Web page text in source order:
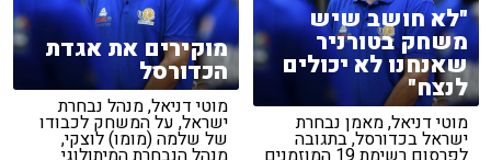
מוקירים את אגדת
הכדורסל
מוטי דניאל, מנהל נבחרת
ישראל, על המשחק לכבודו
של שלמה (מומו) לוצקי,
"לא חושב שיש
משחק בטורניר
שאנחנו לא יכולים
לנצח"
מוטי דניאל, מאמן נבחרת
ישראל בכדורסל, בתגובה